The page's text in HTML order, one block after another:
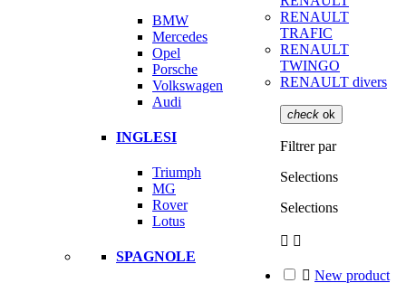
BMW
Mercedes
Opel
Porsche
Volkswagen
Audi
INGLESI
Triumph
MG
Rover
Lotus
SPAGNOLE
RENAULT
TRAFIC
RENAULT
TWINGO
RENAULT divers
check ok
Filtrer par
Selections
Selections
 
 New product